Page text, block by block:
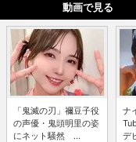
動画で見る
「鬼滅の刃」禰豆子役
の声優・鬼頭明里の姿
にネット騒然 ...
ナ
デ